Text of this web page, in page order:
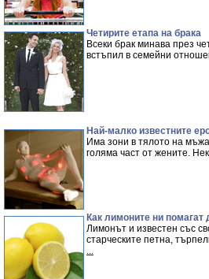
Четирите етапа на брака
Всеки брак минава през
встъпил в семейни
Най-малко известните
Има зони в тялото на
голяма част от жените.
Как лимоните ни
Лимонът и известен със
старческите петна,
...